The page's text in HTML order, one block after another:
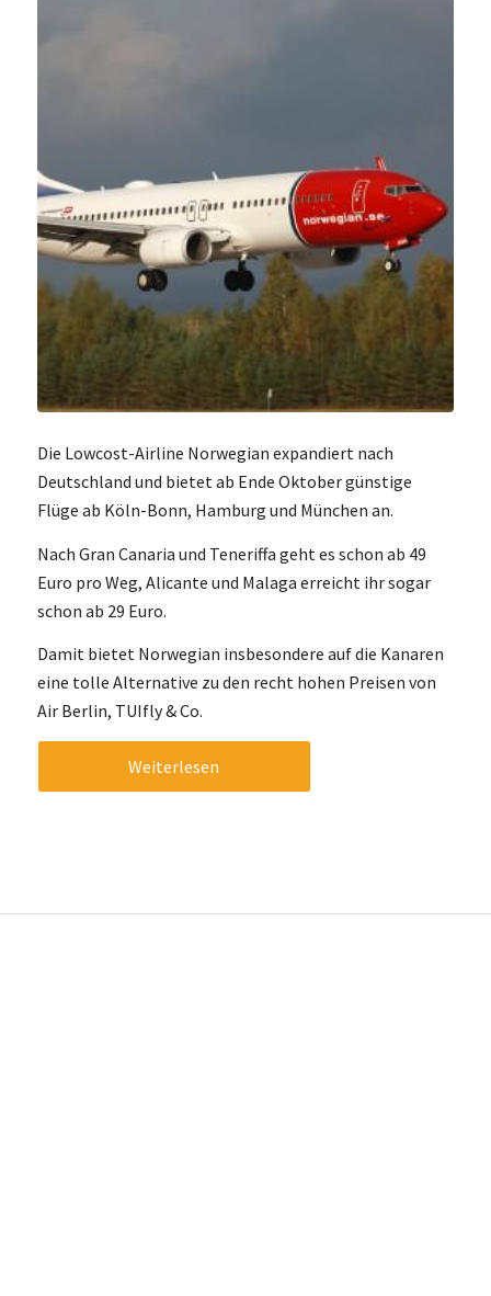
Die Lowcost-Airline Norwegian expandiert nach
Deutschland und bietet ab Ende Oktober günstige
Flüge ab Köln-Bonn, Hamburg und München an.
Nach Gran Canaria und Teneriffa geht es schon ab 49
Euro pro Weg, Alicante und Malaga erreicht ihr sogar
schon ab 29 Euro.
Damit bietet Norwegian insbesondere auf die Kanaren
eine tolle Alternative zu den recht hohen Preisen von
Air Berlin, TUIfly & Co.
Weiterlesen